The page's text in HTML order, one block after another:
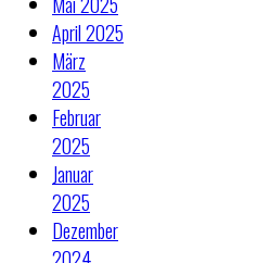
April 2025
März
2025
Februar
2025
Januar
2025
Dezember